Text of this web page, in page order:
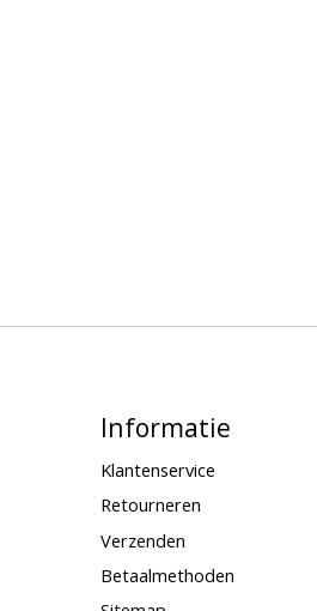
Informatie
Klantenservice
Retourneren
Verzenden
Betaalmethoden